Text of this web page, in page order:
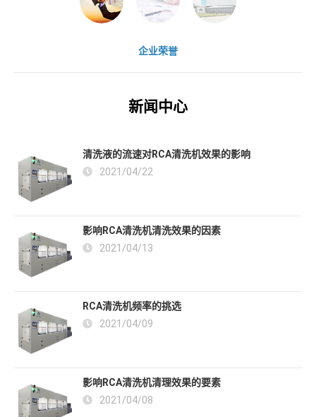
企业荣誉
新闻中心
清洗液的流速对RCA清洗机效果的影响
2021/04/22
影响RCA清洗机清洗效果的因素
2021/04/13
RCA清洗机频率的挑选
2021/04/09
影响RCA清洗机清理效果的要素
2021/04/08